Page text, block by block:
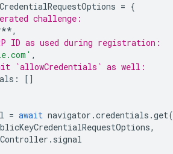
= {
challenge:
,
ID as used during registration:
,
`allowCredentials` as well:
:
[]
= await navigator .credentials .get
,
. signal